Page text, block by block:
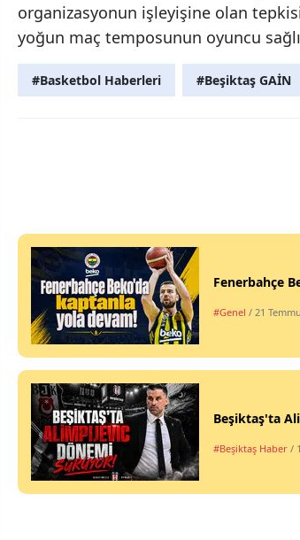
organizasyonun işleyişine olan
yoğun maç temposunun oyuncu
#Basketbol Haberleri #Beşiktaş GAİN
Fenerbahçe
#Genel / 21
Beşiktaş'ta
#Beşiktaş Haber /